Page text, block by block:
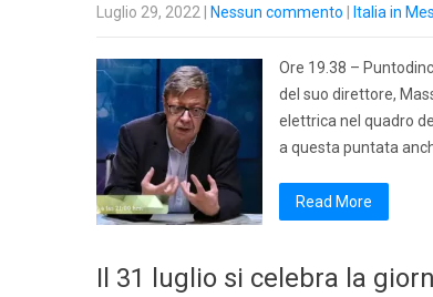
Luglio 29, 2022 Nessun commento Italia in
Ore 19.38 –
del suo direttore,
elettrica nel quadro
a questa puntata
Read More
Il 31 luglio si celebra la